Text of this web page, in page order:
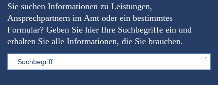
Sie suchen Informationen zu Leistungen,
Ansprechpartnern im Amt oder ein bestimmtes
Formular? Geben Sie hier Ihre Suchbegriffe ein und
erhalten Sie alle Informationen, die Sie brauchen.
Sword